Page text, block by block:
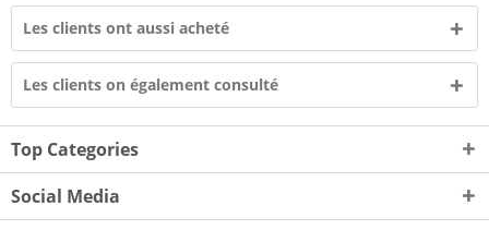
Les clients ont aussi acheté
Les clients on également consulté
Top Categories
Social Media